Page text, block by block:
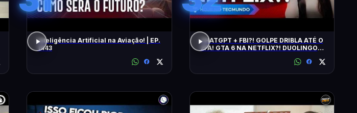
Inteligência Artificial na Aviação! | EP.
1443
CHATGPT + FBI?! GOLPE DRIBLA ATÉ O
2FA! GTA 6 NA NETFLIX?! DUOLINGO